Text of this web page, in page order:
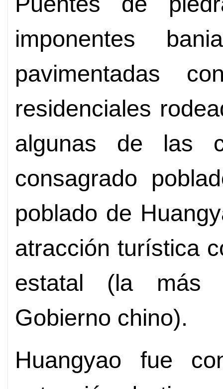
imponentes
pavimentadas
residenciales
algunas de las
consagrado
poblado de
atracción turística
estatal (la más
Gobierno chino).
Huangyao fue